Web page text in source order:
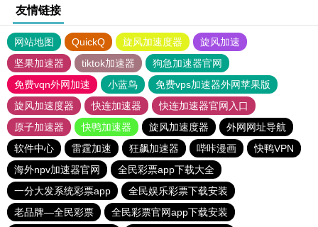
友情链接
网站地图 QuickQ 旋风加速度器
旋风加速
坚果加速器
tiktok加速器
狗急加速器官网
免费vqn外网加速
小蓝鸟
免费vps加速器外网苹果版
旋风加速度器
快连加速器
快连加速器官网入口
原子加速器
快鸭加速器 旋风加速度器
外网网址导航
软件中心
雷霆加速 狂飙加速器 哔咔漫画
快鸭VPN
海外npv加速器官网
全民彩票app下载大全
一分大发系统彩票app
全民娱乐彩票下载安装
老品牌—全民彩票
全民彩票官网app下载安装